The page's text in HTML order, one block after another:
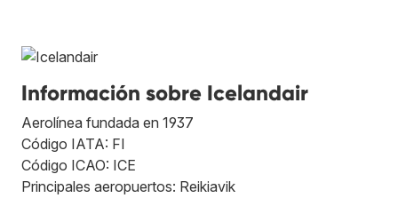
Información sobre Icelandair
Aerolínea fundada en 1937
Código IATA: FI
Código ICAO: ICE
Principales aeropuertos: Reikiavik